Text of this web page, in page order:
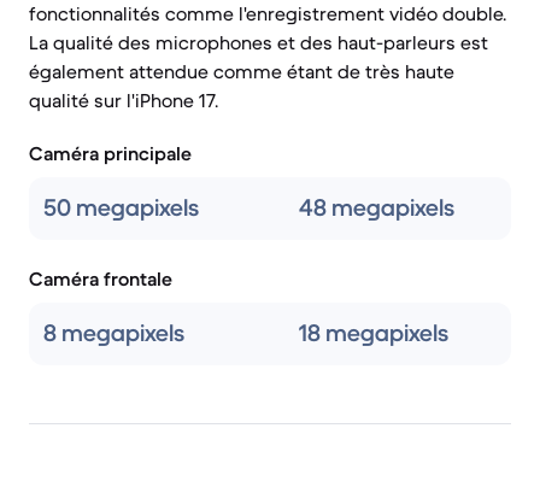
fonctionnalités comme l'enregistrement vidéo double.
La qualité des microphones et des haut-parleurs est
également attendue comme étant de très haute
qualité sur l'iPhone 17.
Caméra principale
50 megapixels 48 megapixels
Caméra frontale
8 megapixels 18 megapixels